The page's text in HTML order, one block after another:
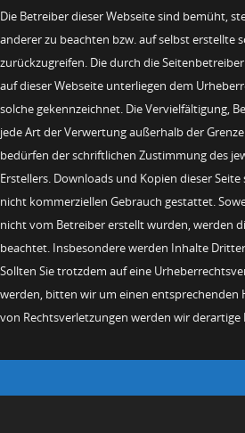
Die Betreiber dieser Webseite sind bemüht,
anderer zu beachten bzw. auf selbst erstellte
zurückzugreifen. Die durch die
auf dieser Webseite unterliegen dem
solche gekennzeichnet. Die Vervielfältigung,
jede Art der Verwertung außerhalb der
bedürfen der schriftlichen Zustimmung des
Erstellers. Downloads und Kopien dieser
nicht kommerziellen Gebrauch gestattet.
nicht vom Betreiber erstellt wurden, werden
beachtet. Insbesondere werden Inhalte
Sollten Sie trotzdem auf eine
werden, bitten wir um einen entsprechenden
von Rechtsverletzungen werden wir